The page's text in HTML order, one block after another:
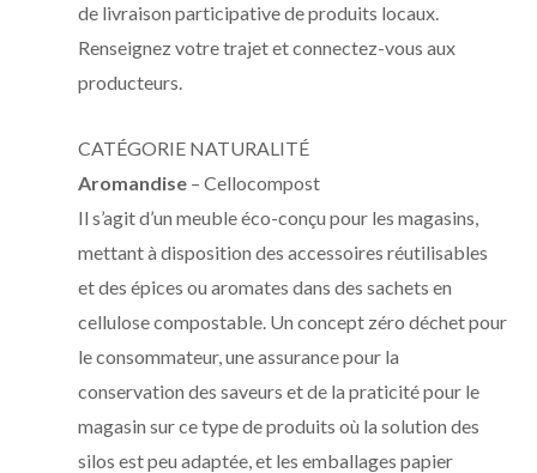
de livraison participative de produits locaux.
Renseignez votre trajet et connectez-vous aux
producteurs.
CATÉGORIE NATURALITÉ
Aromandise – Cellocompost
Il s’agit d’un meuble éco-conçu pour les magasins,
mettant à disposition des accessoires réutilisables
et des épices ou aromates dans des sachets en
cellulose compostable. Un concept zéro déchet pour
le consommateur, une assurance pour la
conservation des saveurs et de la praticité pour le
magasin sur ce type de produits où la solution des
silos est peu adaptée, et les emballages papier